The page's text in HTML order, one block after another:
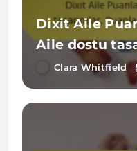
Dixit Aile
Aile dostu
netliği,
Clara Whitfield